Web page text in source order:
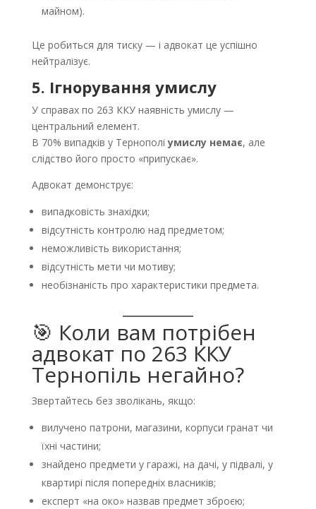
майном).
Це робиться для тиску — і адвокат це успішно
нейтралізує.
5. Ігнорування умислу
У справах по 263 ККУ наявність умислу —
центральний елемент.
В 70% випадків у Тернополіумислу немає, але
слідство його просто «припускає».
Адвокат демонструє:
випадковість знахідки;
відсутність контролю над предметом;
неможливість використання;
відсутність мети чи мотиву;
необізнаність про характеристики предмета.
🎯 Коли вам потрібен
адвокат по 263 ККУ
Тернопіль негайно?
Звертайтесь без зволікань, якщо:
вилучено патрони, магазини, корпуси гранат чи
їхні частини;
знайдено предмети у гаражі, на дачі, у підвалі, у
квартирі після попередніх власників;
експерт «на око» назвав предмет зброєю;